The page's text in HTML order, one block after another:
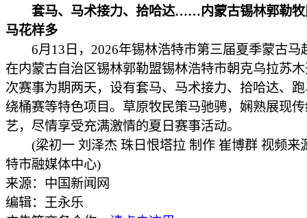
套马、马术接力、拾哈达……内蒙古锡林郭勒牧
马花样多
6月13日，2026年锡林浩特市第三届夏季蒙古马
在内蒙古自治区锡林郭勒盟锡林浩特市朝克乌拉苏
次赛事为期两天，设有套马、马术接力、拾哈达、
绕桶赛等特色项目。草原牧民策马驰骋，娴熟展现
艺，尽情享受充满激情的夏日赛事活动。
(梁初一 刘泽杰 珠日恨塔拉 制作 崔博群 视频来
特市融媒体中心)
来源：中国新闻网
编辑：王永乐